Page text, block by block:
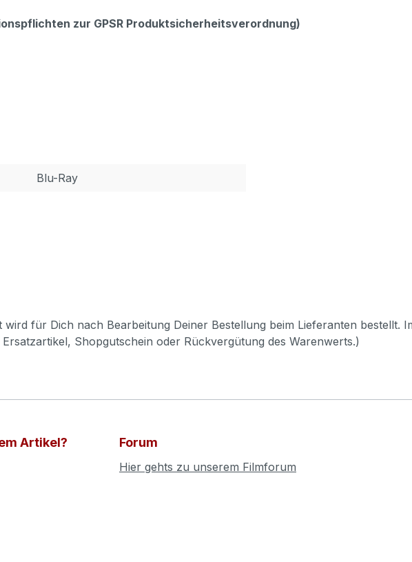
zur GPSR Produktsicherheitsverordnung)
Blu-Ray
für Dich nach Bearbeitung Deiner Bestellung beim Lieferanten bestellt.
Shopgutschein oder Rückvergütung des Warenwerts.)
Artikel? Forum
Hier gehts zu unserem Filmforum